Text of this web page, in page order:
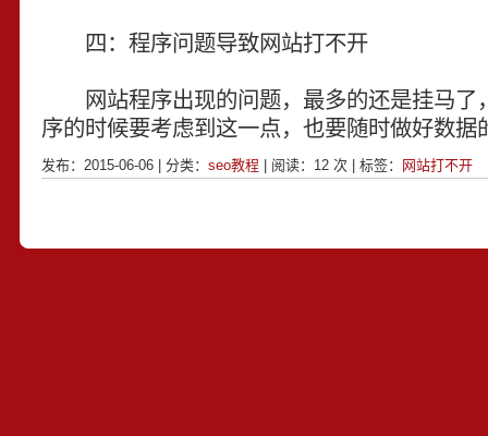
四：程序问题导致网站打不开
网站程序出现的问题，最多的还是挂马了
序的时候要考虑到这一点，也要随时做好数据
发布：2015-06-06 | 分类： seo教程| 阅读： 12 次 | 标签： 网站打不开